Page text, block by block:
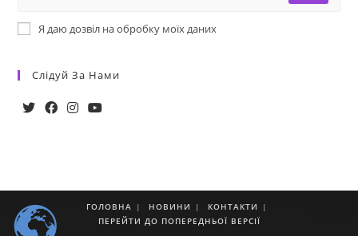
Я даю дозвіл на обробку моїх даних
Слідуй За Нами
ГОЛОВНА НОВИНИ
КОНТАКТИ
ПЕРЕЙТИ ДО ПОПЕРЕДНЬОЇ ВЕРСІЇ